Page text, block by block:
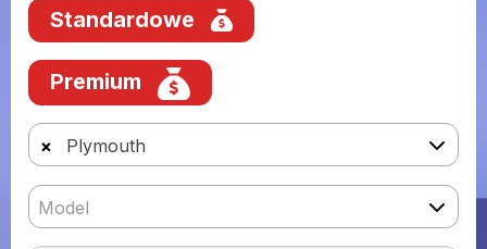
Standardowe
Premium
× Plymouth
Model